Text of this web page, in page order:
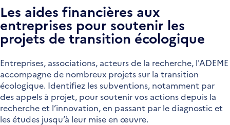
Les aides financières aux
entreprises pour soutenir les
projets de transition écologique
Entreprises, associations, acteurs de la recherche, l'ADEME
accompagne de nombreux projets sur la transition
écologique. Identifiez les subventions, notamment par
des appels à projet, pour soutenir vos actions depuis la
recherche et l’innovation, en passant par le diagnostic et
les études jusqu’à leur mise en œuvre.